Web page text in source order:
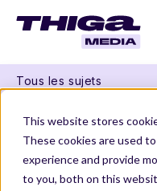
This website stores
These cookies are used
experience and provide
to you, both on this
Tous les sujets
Thiga Media Le Dico